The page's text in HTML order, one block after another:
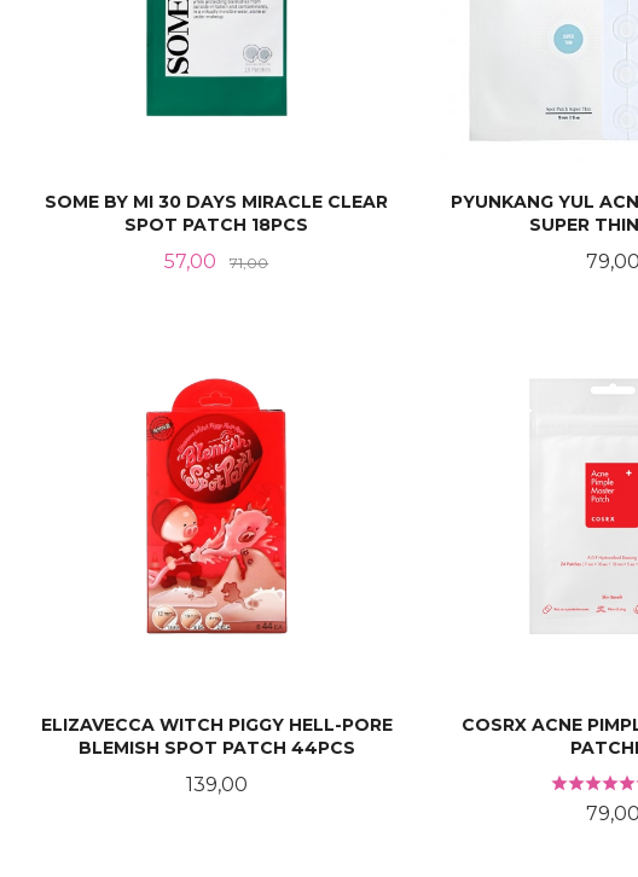
SOME BY MI 30 DAYS MIRACLE CLEAR
SPOT PATCH 18PCS
Tilbud
57,00 71,00Rabatt
PYUNKANG YUL
SUPER
Pris
79,00
ELIZAVECCA WITCH PIGGY HELL-PORE
BLEMISH SPOT PATCH 44PCS
Pris
139,00
COSRX ACNE
Pris
79,00